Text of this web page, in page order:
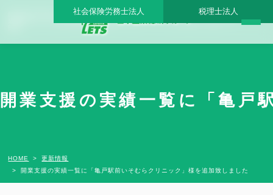
開業支援の実績一覧に「亀戸駅前いそむらクリニック」様を追加致しました - 日本医
社会保険労務士法人 税理士法人
開業支援の実績一覧に「亀
HOME
更新情報
開業支援の実績一覧に「亀戸駅前いそむらクリニック」様を追加致しました